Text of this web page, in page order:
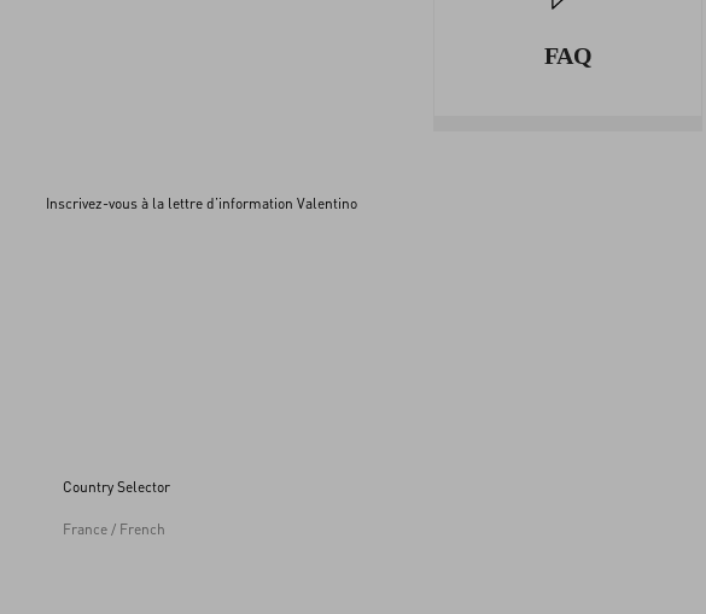
FAQ
Inscrivez-vous à la lettre d’information Valentino
Country Selector
France / French